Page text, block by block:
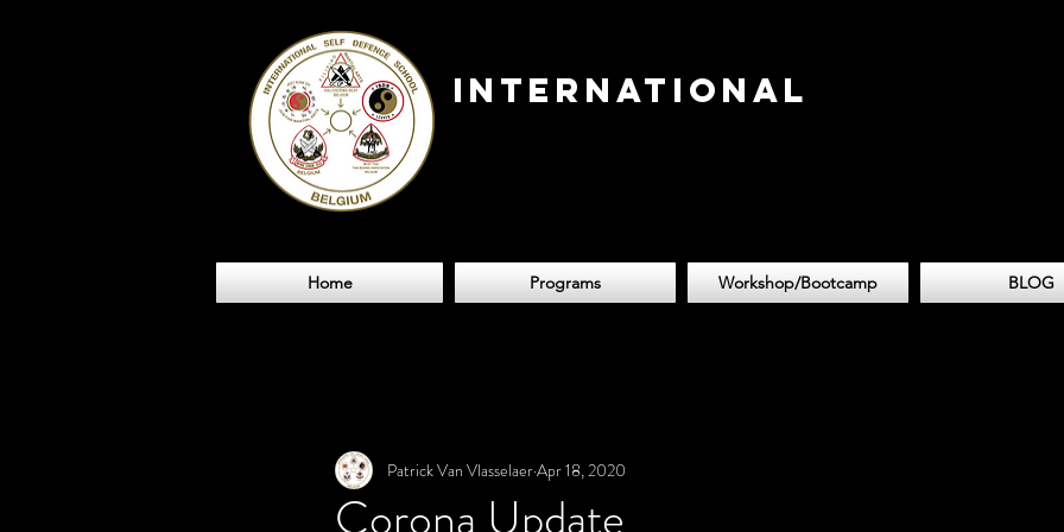
INTERNATIONAL
Home Programs Workshop/Bootcamp BLOG
Corona Update
Patrick Van VlasselaerApr 18, 2020